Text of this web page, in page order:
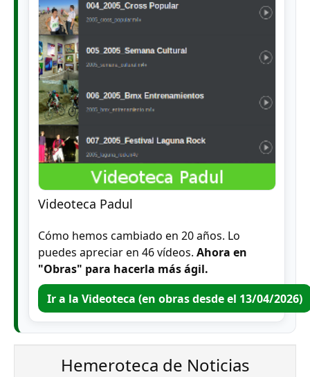
Videoteca Padul
Cómo hemos cambiado en 20 años. Lo
puedes apreciar en 46 vídeos. Ahora en
"Obras" para hacerla más ágil.
Ir a la Videoteca (en obras desde el 13/04/2026)
Hemeroteca de Noticias